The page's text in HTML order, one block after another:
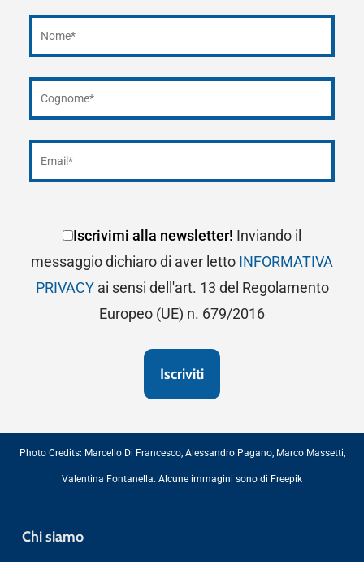
Iscrivimi alla newsletter! Inviando il
messaggio dichiaro di aver letto INFORMATIVA
PRIVACYai sensi dell'art. 13 del Regolamento
Europeo (UE) n. 679/2016
Photo Credits: Marcello Di Francesco, Alessandro Pagano, Marco Massetti,
Valentina Fontanella. Alcune immagini sono di Freepik
Chi siamo